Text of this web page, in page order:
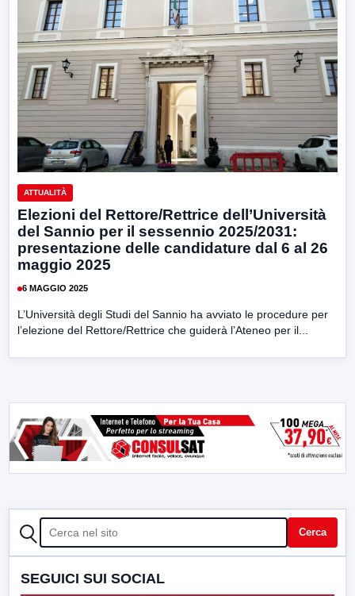
ATTUALITÀ
Elezioni del Rettore/Rettrice dell’Università
del Sannio per il sessennio 2025/2031:
presentazione delle candidature dal 6 al 26
maggio 2025
6 MAGGIO 2025
L’Università degli Studi del Sannio ha avviato le procedure per
l’elezione del Rettore/Rettrice che guiderà l’Ateneo per il...
CERCA Cerca
SEGUICI SUI SOCIAL